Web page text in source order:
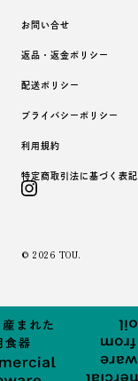
Instagram
お問い合せ
返品・返金ポリシー
配送ポリシー
プライバシーポリシー
利用規約
特定商取引法に基づく表記
© 2026 TOU.